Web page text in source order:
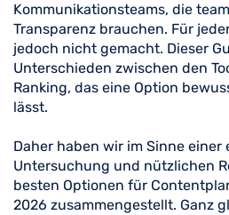
Kommunikationsteams, die
Transparenz brauchen. Für
jedoch nicht gemacht. Dieser
Unterschieden zwischen den
Ranking, das eine Option
lässt.
Daher haben wir im Sinne einer
Untersuchung und nützlichen
besten Optionen für
2026 zusammengestellt. Ganz